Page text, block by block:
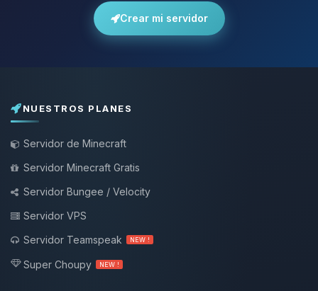
Crear mi servidor
NUESTROS PLANES
Servidor de Minecraft
Servidor Minecraft Gratis
Servidor Bungee / Velocity
Servidor VPS
Servidor Teamspeak
NEW !
Super Choupy NEW !